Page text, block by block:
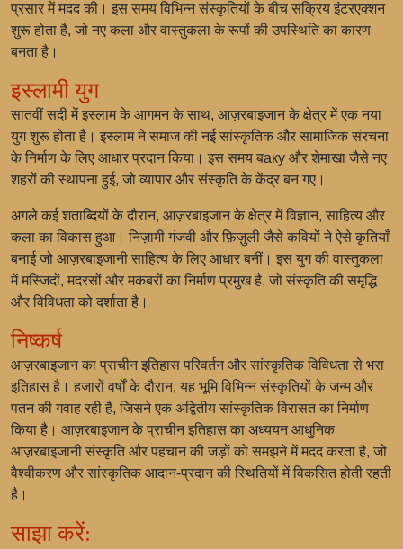
प्रसार में मदद की। इस समय विभिन्न संस्कृतियों के बीच सक्रिय इंटरएक्शन
शुरू होता है, जो नए कला और वास्तुकला के रूपों की उपस्थिति का कारण
बनता है।
इस्लामी युग
सातवीं सदी में इस्लाम के आगमन के साथ, आज़रबाइजान के क्षेत्र में एक नया
युग शुरू होता है। इस्लाम ने समाज की नई सांस्कृतिक और सामाजिक संरचना
के निर्माण के लिए आधार प्रदान किया। इस समय बаку और शेमाखा जैसे नए
शहरों की स्थापना हुई, जो व्यापार और संस्कृति के केंद्र बन गए।
अगले कई शताब्दियों के दौरान, आज़रबाइजान के क्षेत्र में विज्ञान, साहित्य और
कला का विकास हुआ। निज़ामी गंजवी और फ़िज़ुली जैसे कवियों ने ऐसे कृतियाँ
बनाई जो आज़रबाइजानी साहित्य के लिए आधार बनीं। इस युग की वास्तुकला
में मस्जिदों, मदरसों और मकबरों का निर्माण प्रमुख है, जो संस्कृति की समृद्धि
और विविधता को दर्शाता है।
निष्कर्ष
आज़रबाइजान का प्राचीन इतिहास परिवर्तन और सांस्कृतिक विविधता से भरा
इतिहास है। हजारों वर्षों के दौरान, यह भूमि विभिन्न संस्कृतियों के जन्म और
पतन की गवाह रही है, जिसने एक अद्वितीय सांस्कृतिक विरासत का निर्माण
किया है। आज़रबाइजान के प्राचीन इतिहास का अध्ययन आधुनिक
आज़रबाइजानी संस्कृति और पहचान की जड़ों को समझने में मदद करता है, जो
वैश्वीकरण और सांस्कृतिक आदान-प्रदान की स्थितियों में विकसित होती रहती
है।
साझा करें: